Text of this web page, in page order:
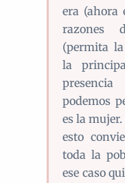
era (ahora
razones
(permita
la
podemos
es la
esto
toda la
ese caso